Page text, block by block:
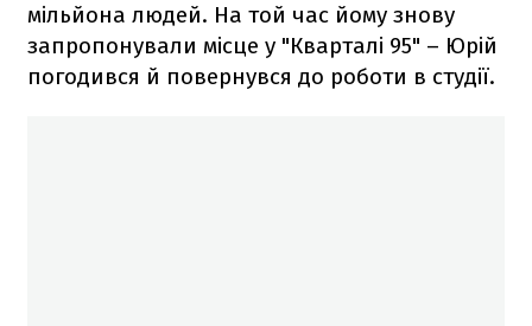
мільйона людей. На той час йому знову
запропонували місце у "Кварталі 95" – Юрій
погодився й повернувся до роботи в студії.